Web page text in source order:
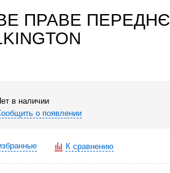
ПРАВЕ ПЕРЕДНЄ
в наличии
о появлении
К сравнению